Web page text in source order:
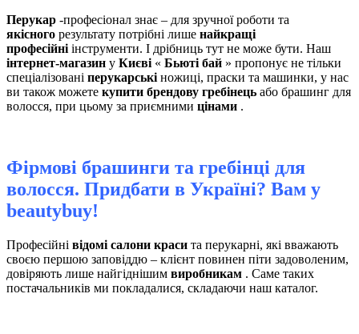
Перукар -професіонал знає – для зручної роботи та
якісного результату потрібні лише найкращі
професійні інструменти. І дрібниць тут не може бути. Наш
інтернет-магазин у Києві « Бьюті бай » пропонує не тільки
спеціалізовані перукарські ножиці, праски та машинки, у нас
ви також можете купити брендову гребінець або брашинг для
волосся, при цьому за приємними цінами .
Фірмові брашинги та гребінці для
волосся. Придбати в Україні? Вам у
beautybuy!
Професійні відомі салони краси та перукарні, які вважають
своєю першою заповіддю – клієнт повинен піти задоволеним,
довіряють лише найгіднішим виробникам . Саме таких
постачальників ми покладалися, складаючи наш каталог.